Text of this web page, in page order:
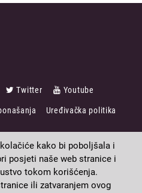
Twitter Youtube
Uređivačka politika
kako bi poboljšala i
posjeti naše web stranice i
tokom korišćenja.
ili zatvaranjem ovog